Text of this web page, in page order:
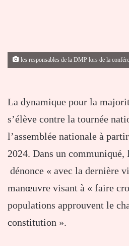
les responsables de la DMP lors de la
La dynamique pour la
s’élève contre la tournée
l’assemblée nationale à
2024. Dans un communiqué,
dénonce « avec la dernière
manœuvre visant à « faire
populations approuvent le
constitution ».